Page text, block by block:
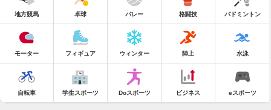
地方競馬 卓球 バレー 格闘技 バドミントン
モーター フィギュア ウィンター 陸上 水泳
自転車 学生スポーツ Doスポーツ ビジネス eスポーツ